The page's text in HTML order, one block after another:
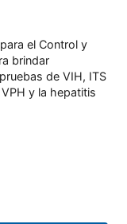
el Control y
brindar
de VIH, ITS
y la hepatitis